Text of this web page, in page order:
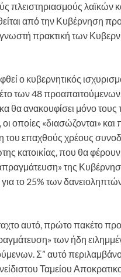
πλειστηριασμούς λαϊκών
από την Κυβέρνηση
γνωστή πρακτική των
ο κυβερνητικός
των 48
θα ανακουφίσει μόνο τους
οποίες «διασώζονται» και
επαχθούς χρέους
κατοικίας, που θα
της
το 25% των
αυτό, πρώτο πακέτο
των ήδη
Σ” αυτό
Ταμείου